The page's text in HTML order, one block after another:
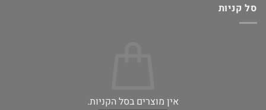
סל קניות
אין מוצרים בסל הקניות.